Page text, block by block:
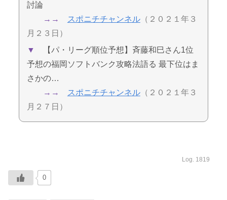
討論
→→
スポニチチャンネル（２０２１年３
月２３日）
▼
【パ・リーグ順位予想】斉藤和巳さん1位
予想の福岡ソフトバンク攻略法語る 最下位はま
さかの…
→→
スポニチチャンネル（２０２１年３
月２７日）
Log. 1819
0